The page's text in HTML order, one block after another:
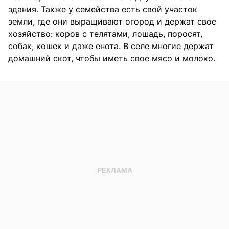
здания. Также у семейства есть свой участок
земли, где они выращивают огород и держат свое
хозяйство: коров с телятами, лошадь, поросят,
собак, кошек и даже енота. В селе многие держат
домашний скот, чтобы иметь свое мясо и молоко.